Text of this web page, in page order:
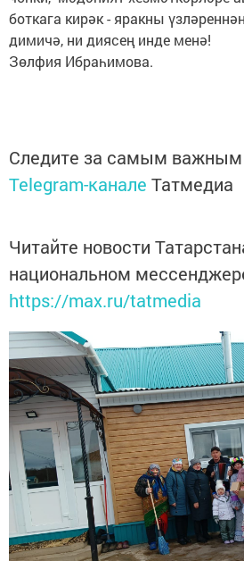
боткага кирәк - яракны
димичә, ни диясең инде менә!
Зөлфия Ибраһимова.
Следите за самым
Telegram-канале Татмедиа
Читайте новости
национальном
https://max.ru/tatmedia